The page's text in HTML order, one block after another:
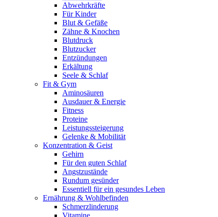
Abwehrkräfte
Für Kinder
Blut & Gefäße
Zähne & Knochen
Blutdruck
Blutzucker
Entzündungen
Erkältung
Seele & Schlaf
Fit & Gym
Aminosäuren
Ausdauer & Energie
Fitness
Proteine
Leistungssteigerung
Gelenke & Mobilität
Konzentration & Geist
Gehirn
Für den guten Schlaf
Angstzustände
Rundum gesünder
Essentiell für ein gesundes Leben
Ernährung & Wohlbefinden
Schmerzlinderung
Vitamine